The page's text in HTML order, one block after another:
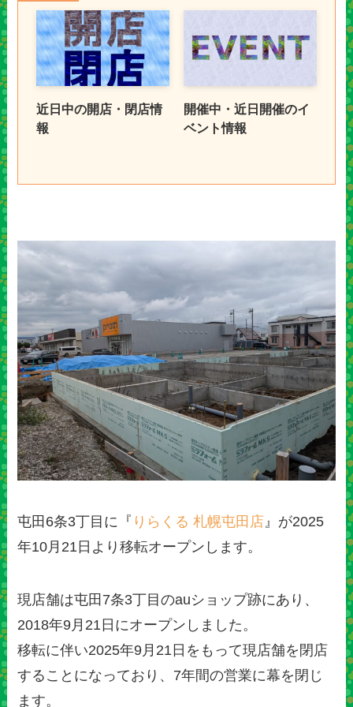
近日中の開店・閉店情
報
開催中・近日開催のイ
ベント情報
屯田6条3丁目に『 りらくる 札幌屯田店 』が2025
年10月21日より移転オープンします。
現店舗は屯田7条3丁目のauショップ跡にあり、
2018年9月21日にオープンしました。
移転に伴い2025年9月21日をもって現店舗を閉店
することになっており、7年間の営業に幕を閉じ
ます。